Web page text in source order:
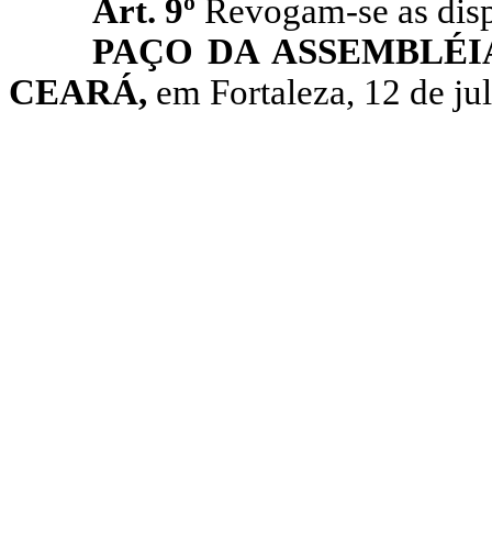
Art. 9º Revogam-se as
PAÇO DA
CEARÁ, em Fortaleza, 12 de